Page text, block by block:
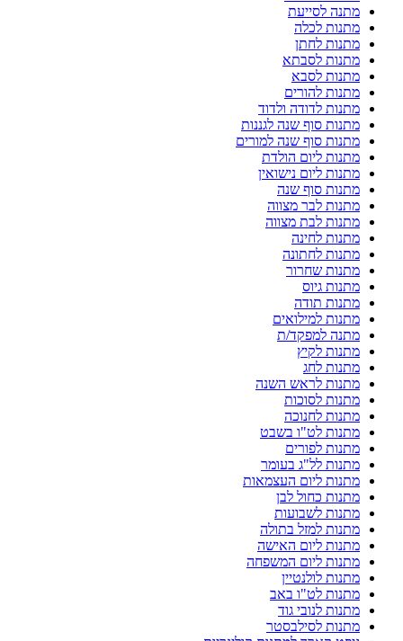
מתנה לסייעת
מתנות לכלה
מתנות לחתן
מתנות לסבתא
מתנות לסבא
מתנות להורים
מתנות לדודה ולדוד
מתנות סוף שנה לגננות
מתנות סוף שנה למורים
מתנות ליום הולדת
מתנות ליום נישואין
מתנות סוף שנה
מתנות לבר מצווה
מתנות לבת מצווה
מתנות לחינה
מתנות לחתונה
מתנות שחרור
מתנות גיוס
מתנות תודה
מתנות למילואים
מתנה למפקד/ת
מתנות לקיץ
מתנות לחג
מתנות לראש השנה
מתנות לסוכות
מתנות לחנוכה
מתנות לט"ו בשבט
מתנות לפורים
מתנות לל"ג בעומר
מתנות ליום העצמאות
מתנות כחול לבן
מתנות לשבועות
מתנות למזל בתולה
מתנות ליום האישה
מתנות ליום המשפחה
מתנות לולנטיין
מתנות לט"ו באב
מתנות לנובי גוד
מתנות לסילבסטר